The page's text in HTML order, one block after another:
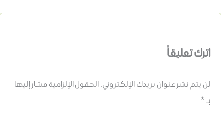
اترك تعليقاً
لن يتم نشر عنوان بريدك الإلكتروني.الحقول الإلزامية مشار إليها
بـ*